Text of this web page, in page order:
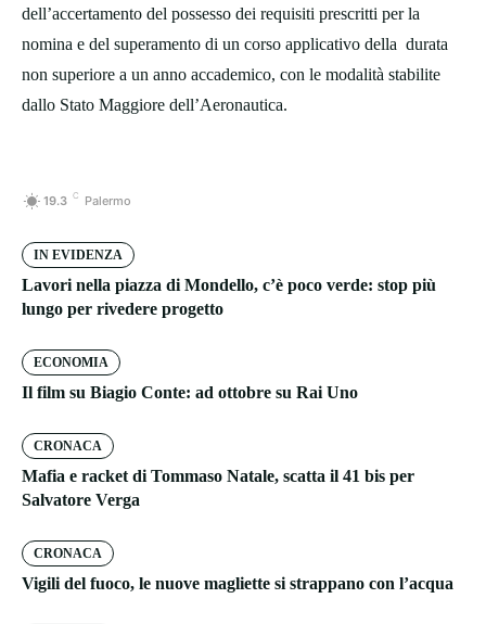
dell’accertamento del possesso dei requisiti prescritti per la
nomina e del superamento di un corso applicativo della durata
non superiore a un anno accademico, con le modalità stabilite
dallo Stato Maggiore dell’Aeronautica.
19.3 C Palermo
IN EVIDENZA
Lavori nella piazza di Mondello, c’è poco verde: stop più
lungo per rivedere progetto
ECONOMIA
Il film su Biagio Conte: ad ottobre su Rai Uno
CRONACA
Mafia e racket di Tommaso Natale, scatta il 41 bis per
Salvatore Verga
CRONACA
Vigili del fuoco, le nuove magliette si strappano con l’acqua